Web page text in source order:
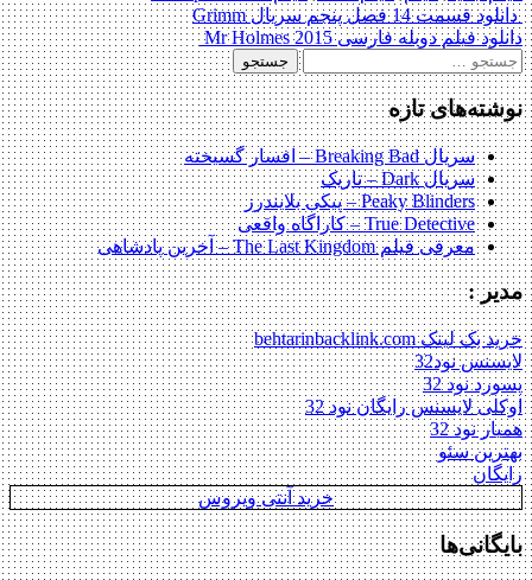
Post
navigation
دانلود قسمت 14 فصل پنجم سریال Grimm
دانلود فیلم دوبله فارسی Mr Holmes 2015
جستجو
برای:
نوشته‌های تازه
سریال Breaking Bad – افسار گسیخته
سریال Dark – تاریک
Peaky Blinders – پیکی بلایندرز
True Detective – کاراگاه واقعی
معرفی فیلم The Last Kingdom – آخرین پادشاهی
مدیر :
خرید بک لینک behtarinbacklink.com
لایسنس نود32
پسورد نود 32
اوکلی لایسنس رایگان نود 32
همیار نود 32
بهترین سئو
رایگان
خرید آنتی ویروس
بایگانی‌ها